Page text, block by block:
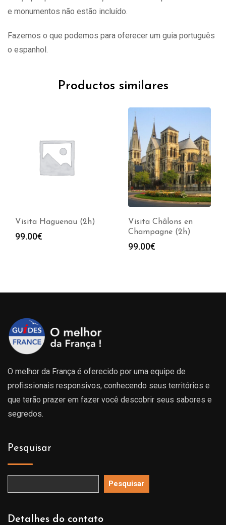
e monumentos não estão incluído.
Fazemos o que podemos para oferecer um guia português
o espanhol.
Productos similares
Visita Haguenau (2h)
99.00€
Visita Châlons en
Champagne (2h)
99.00€
O melhor da França é oferecido por uma equipe de
profissionais responsivos, conhecendo seus territórios e
que terão prazer em fazer você descobrir seus sabores e
segredos.
Pesquisar
Pesquisar
Detalhes do contato